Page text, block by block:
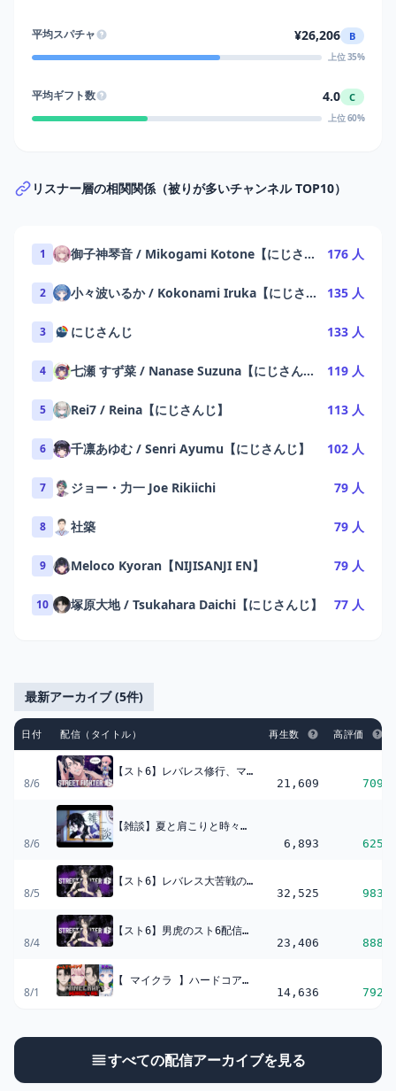
平均スパチャ ¥26,206 B
上位 35%
平均ギフト数 4.0 C
上位 60%
リスナー層の相関関係（被りが多いチャンネル TOP10）
1 御子神琴音 / Mikogami Kotone【にじさんじ】 176 人
2 小々波いるか / Kokonami Iruka【にじさんじ】 135 人
3 にじさんじ 133 人
4 七瀬 すず菜 / Nanase Suzuna【にじさんじ】 119 人
5 Rei7 / Reina【にじさんじ】 113 人
6 千凛あゆむ / Senri Ayumu【にじさんじ】 102 人
7 ジョー・力一 Joe Rikiichi 79 人
8 社築 79 人
9 Meloco Kyoran【NIJISANJI EN】 79 人
10 塚原大地 / Tsukahara Daichi【にじさんじ】 77 人
最新アーカイブ (5件)
日付 配信（タイトル） 再生数 高評価
8/6
【スト6】レバレス修行、マノン爆伸び編【にじさんじ】
21,609 709
8/6
【雑談】夏と肩こりと時々マノン【にじさんじ】
6,893 625
8/5
【スト6】レバレス大苦戦の巻【にじさんじ】
32,525 983
8/4
【スト6】男虎のスト6配信！色々なキャラの練習！【にじさんじ】
23,406 888
8/1
【 マイクラ 】ハードコアでエンドラ討伐するまで終わらない ※男虎視点【 にじさんじ 】
14,636 792
すべての配信アーカイブを見る